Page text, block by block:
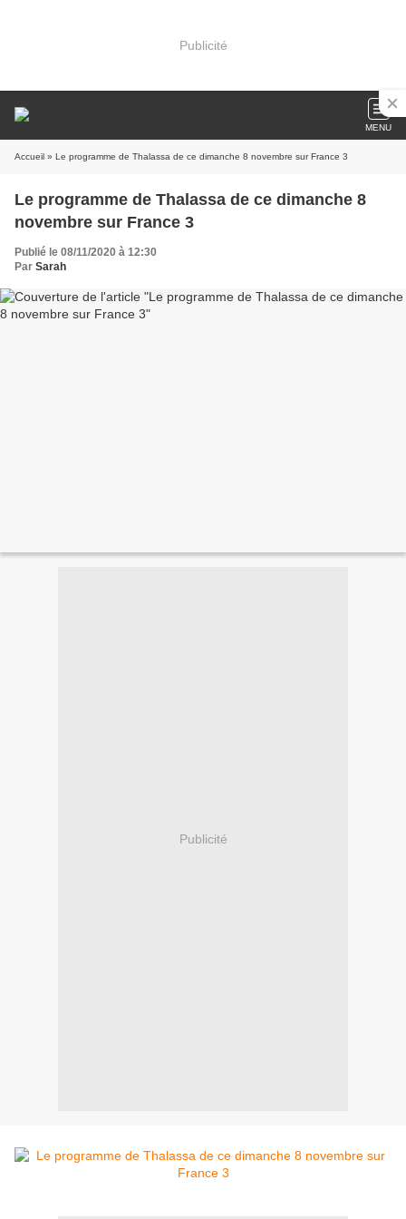
Publicité
MENU
Accueil » Le programme de Thalassa de ce dimanche 8 novembre sur France 3
Le programme de Thalassa de ce dimanche 8
novembre sur France 3
Publié le 08/11/2020 à 12:30
Par Sarah
Publicité